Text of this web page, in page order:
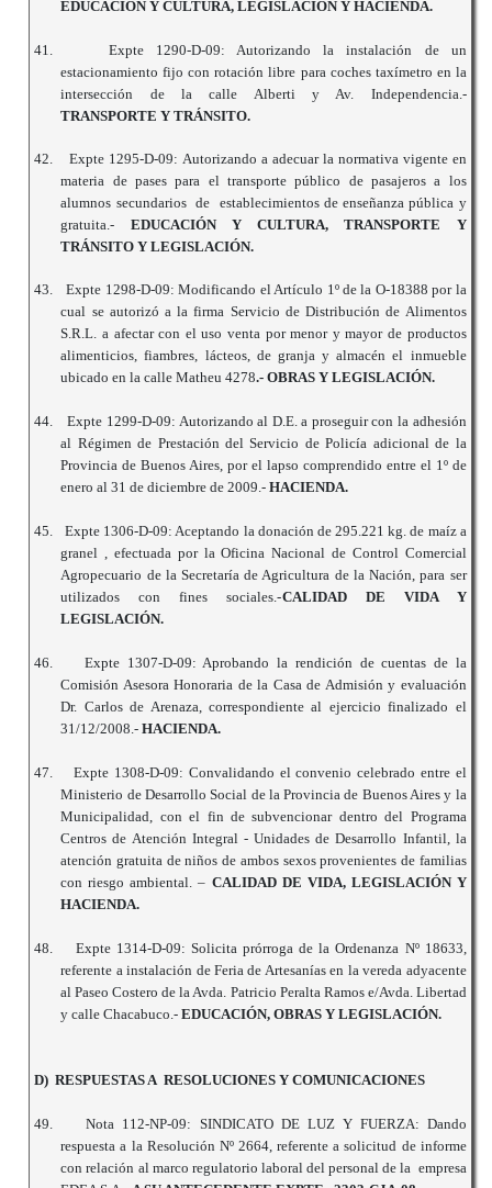
EDUCACIÓN Y CULTURA, LEGISLACIÓN Y HACIENDA.
41.
Expte 1290-D-09: Autorizando la instalación de un
estacionamiento fijo con rotación libre para coches taxímetro en la
intersección de la calle Alberti y Av. Independencia.-
TRANSPORTE Y TRÁNSITO.
42.
Expte 1295-D-09: Autorizando a adecuar la normativa vigente en
materia de pases para el transporte público de pasajeros a los
alumnos secundarios de establecimientos de enseñanza pública y
gratuita.- EDUCACIÓN Y CULTURA, TRANSPORTE Y
TRÁNSITO Y LEGISLACIÓN.
43.
Expte 1298-D-09: Modificando el Artículo 1º de la O-18388 por la
cual se autorizó a la firma Servicio de Distribución de Alimentos
S.R.L. a afectar con el uso venta por menor y mayor de productos
alimenticios, fiambres, lácteos, de granja y almacén el inmueble
ubicado en la calle Matheu 4278.- OBRAS Y LEGISLACIÓN.
44.
Expte 1299-D-09: Autorizando al D.E. a proseguir con la adhesión
al Régimen de Prestación del Servicio de Policía adicional de la
Provincia de Buenos Aires, por el lapso comprendido entre el 1º de
enero al 31 de diciembre de 2009.-HACIENDA.
45.
Expte 1306-D-09: Aceptando la donación de 295.221 kg. de maíz a
granel , efectuada por la Oficina Nacional de Control Comercial
Agropecuario de la Secretaría de Agricultura de la Nación, para ser
utilizados con fines sociales.-CALIDAD DE VIDA Y
LEGISLACIÓN.
46.
Expte 1307-D-09: Aprobando la rendición de cuentas de la
Comisión Asesora Honoraria de la Casa de Admisión y evaluación
Dr. Carlos de Arenaza, correspondiente al ejercicio finalizado el
31/12/2008.-HACIENDA.
47.
Expte 1308-D-09: Convalidando el convenio celebrado entre el
Ministerio de Desarrollo Social de la Provincia de Buenos Aires y la
Municipalidad, con el fin de subvencionar dentro del Programa
Centros de Atención Integral - Unidades de Desarrollo Infantil, la
atención gratuita de niños de ambos sexos provenientes de familias
con riesgo ambiental. – CALIDAD DE VIDA, LEGISLACIÓN Y
HACIENDA.
48.
Expte 1314-D-09: Solicita prórroga de la Ordenanza Nº 18633,
referente a instalación de Feria de Artesanías en la vereda adyacente
al Paseo Costero de la Avda. Patricio Peralta Ramos e/Avda. Libertad
y calle Chacabuco.-EDUCACIÓN, OBRAS Y LEGISLACIÓN.
D) RESPUESTAS A RESOLUCIONES Y COMUNICACIONES
49.
Nota 112-NP-09: SINDICATO DE LUZ Y FUERZA: Dando
respuesta a la Resolución Nº 2664, referente a solicitud de informe
con relación al marco regulatorio laboral del personal de la empresa